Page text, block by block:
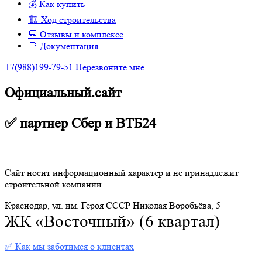
💰 Как купить
🏗 Ход строительства
💬 Отзывы и комплексе
📑 Документация
+7(988)199-79-51 Перезвоните мне
Официальный.сайт
✅ партнер Сбер и ВТБ24
Сайт носит информационный характер и не принадлежит
строительной компании
Краснодар, ул. им. Героя СССР Николая Воробьёва, 5
ЖК «Восточный» (6 квартал)
✅ Как мы заботимся о клиентах